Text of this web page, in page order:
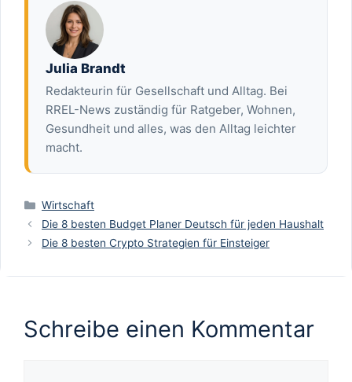
Julia Brandt
Redakteurin für Gesellschaft und Alltag. Bei
RREL-News zuständig für Ratgeber, Wohnen,
Gesundheit und alles, was den Alltag leichter
macht.
Kategorien
Wirtschaft
Die 8 besten Budget Planer Deutsch für jeden Haushalt
Die 8 besten Crypto Strategien für Einsteiger
Schreibe einen Kommentar